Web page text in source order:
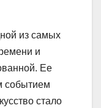
из самых
и
Ее
событием
стало